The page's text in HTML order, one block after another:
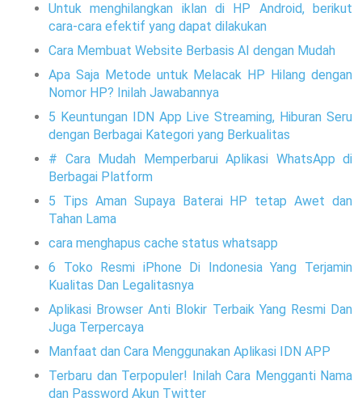
Untuk menghilangkan iklan di HP Android, berikut
cara-cara efektif yang dapat dilakukan
Cara Membuat Website Berbasis AI dengan Mudah
Apa Saja Metode untuk Melacak HP Hilang dengan
Nomor HP? Inilah Jawabannya
5 Keuntungan IDN App Live Streaming, Hiburan Seru
dengan Berbagai Kategori yang Berkualitas
# Cara Mudah Memperbarui Aplikasi WhatsApp di
Berbagai Platform
5 Tips Aman Supaya Baterai HP tetap Awet dan
Tahan Lama
cara menghapus cache status whatsapp
6 Toko Resmi iPhone Di Indonesia Yang Terjamin
Kualitas Dan Legalitasnya
Aplikasi Browser Anti Blokir Terbaik Yang Resmi Dan
Juga Terpercaya
Manfaat dan Cara Menggunakan Aplikasi IDN APP
Terbaru dan Terpopuler! Inilah Cara Mengganti Nama
dan Password Akun Twitter